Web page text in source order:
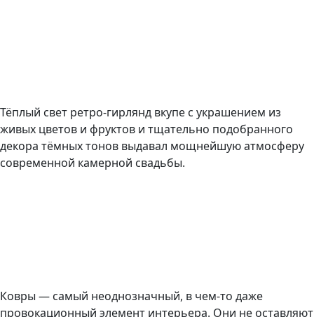
Тёплый свет ретро-гирлянд вкупе с украшением из
живых цветов и фруктов и тщательно подобранного
декора тёмных тонов выдавал мощнейшую атмосферу
современной камерной свадьбы.
Ковры — самый неоднозначный, в чем-то даже
провокационный элемент интерьера. Они не оставляют